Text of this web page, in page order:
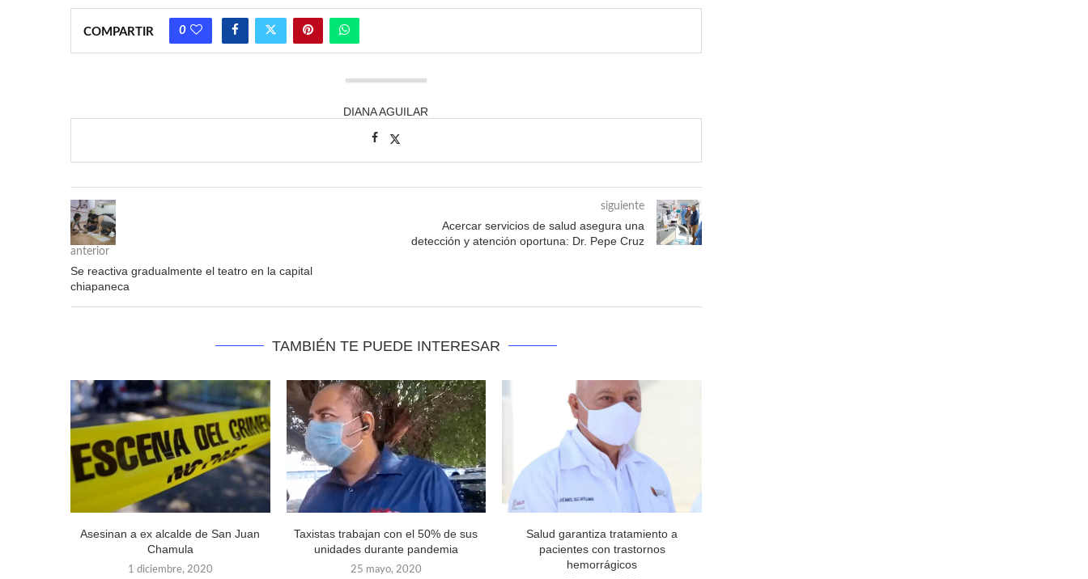
COMPARTIR 0
DIANA AGUILAR
anterior
Se reactiva gradualmente el teatro en la capital
chiapaneca
siguiente
Acercar servicios de salud asegura una
detección y atención oportuna: Dr. Pepe Cruz
TAMBIÉN TE PUEDE INTERESAR
Asesinan a ex alcalde de San Juan
Chamula
1 diciembre, 2020
Taxistas trabajan con el 50% de sus
unidades durante pandemia
25 mayo, 2020
Salud garantiza tratamiento a
pacientes con trastornos
hemorrágicos